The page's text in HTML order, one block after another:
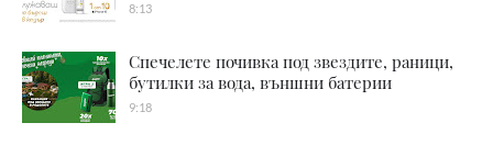
8:13
Спечелете почивка под звездите, раници,
бутилки за вода, външни батерии
9:18